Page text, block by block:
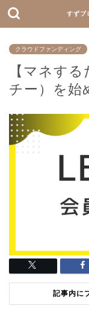
すずブ
クラウドファンディング
【マネす
チー）を始
記事内に